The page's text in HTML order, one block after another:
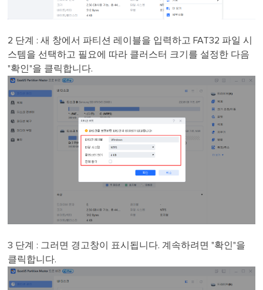
2 단계 : 새 창에서 파티션 레이블을 입력하고 FAT32 파일 시
스템을 선택하고 필요에 따라 클러스터 크기를 설정한 다음
"확인"을 클릭합니다.
3 단계 : 그러면 경고창이 표시됩니다. 계속하려면 "확인"을
클릭합니다.